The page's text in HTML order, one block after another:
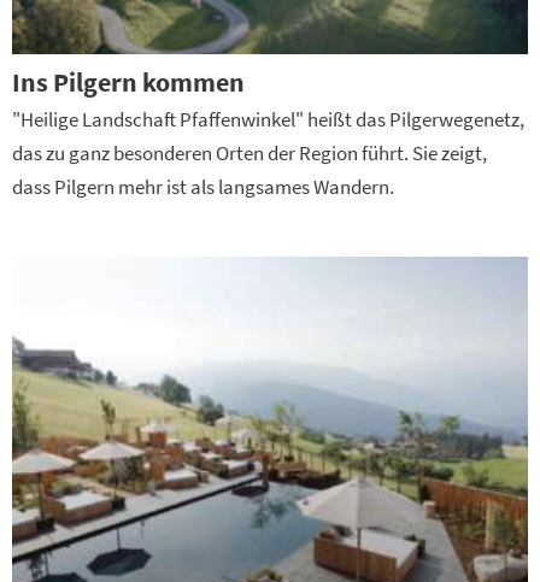
Ins Pilgern kommen
"Heilige Landschaft Pfaffenwinkel" heißt das Pilgerwegenetz,
das zu ganz besonderen Orten der Region führt. Sie zeigt,
dass Pilgern mehr ist als langsames Wandern.